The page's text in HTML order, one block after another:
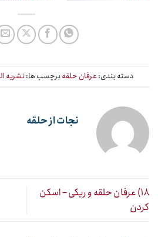
دسته بندی: عرفان حلقهبرچسب ها:نشریه
نجات از حلقه
۱۸) عرفان حلقه و ریکی – اسکن
کردن